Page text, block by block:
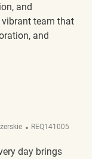
and
vibrant team that
and
ReqId
REQ141005
day brings